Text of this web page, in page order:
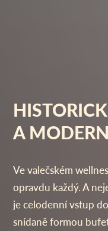
A
Ve valečském
opravdu každý. A
je celodenní vstup
snídaně formou